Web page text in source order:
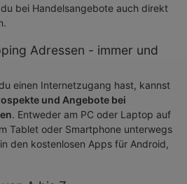
bei Handelsangebote auch direkt
Adressen - immer und
einen Internetzugang hast, kannst
und Angebote bei
. Entweder am PC oder Laptop auf
Tablet oder Smartphone unterwegs
den kostenlosen Apps für Android,